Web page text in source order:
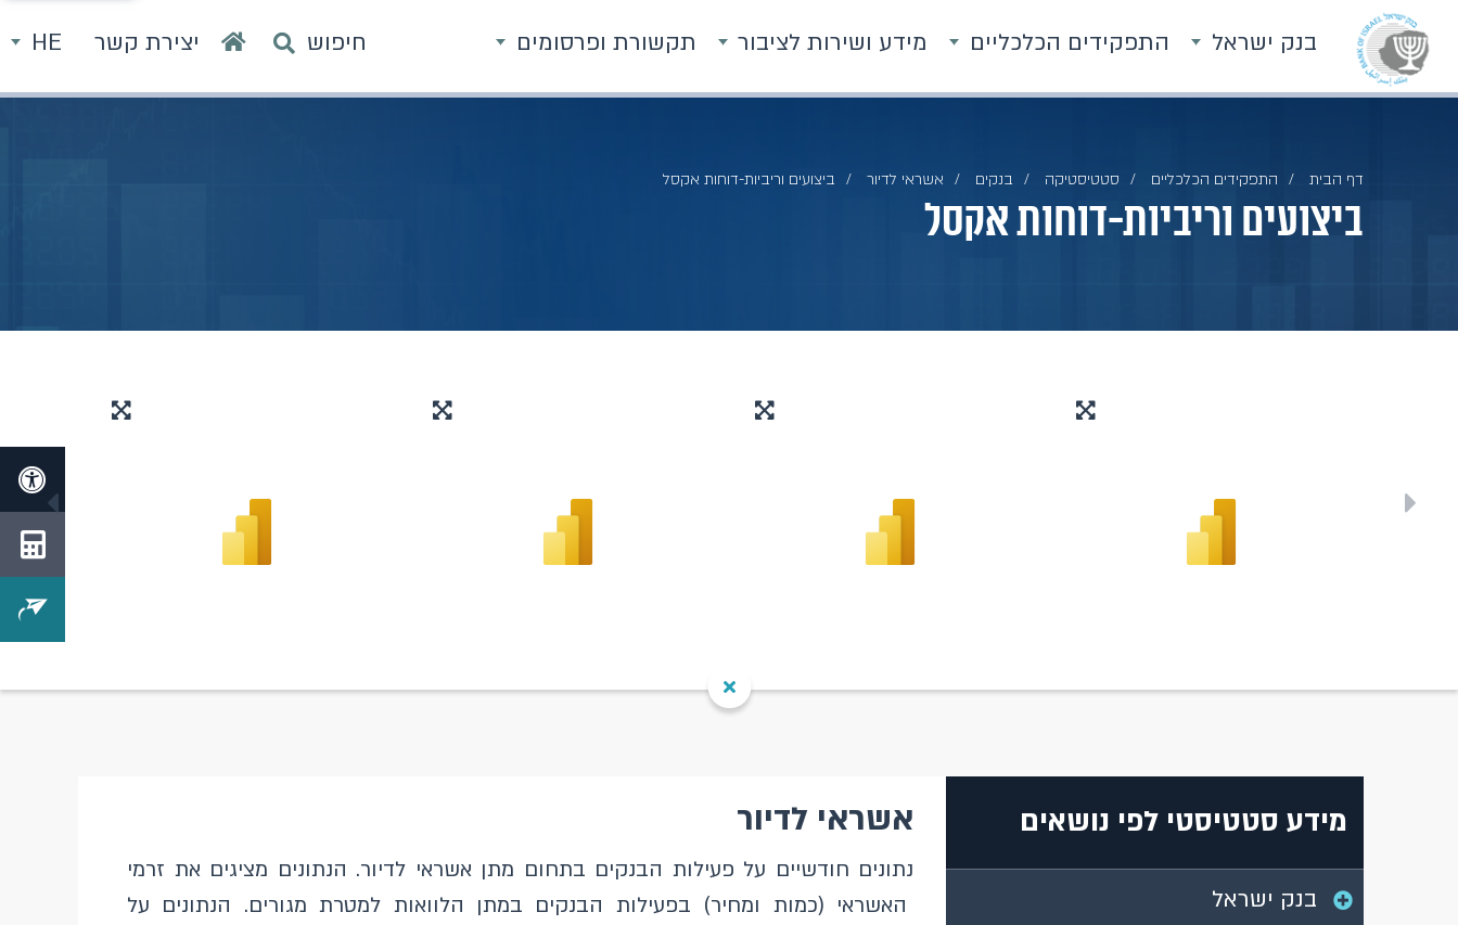
בנק ישראל התפקידים הכלכליים מידע ושירות לציבור תקשורת ופרסומים חיפוש יצירת קשר HE
דף הבית התפקידים הכלכליים סטטיסטיקה בנקים אשראי לדיור ביצועים וריביות-דוחות אקסל
ביצועים וריביות-דוחות אקסל
מידע סטטיסטי לפי נושאים
בנק ישראל
אשראי לדיור
נתונים חודשיים על פעילות הבנקים בתחום מתן אשראי לדיור. הנתונים מציגים את זרמי
האשראי (כמות ומחיר) בפעילות הבנקים במתן הלוואות למטרת מגורים. הנתונים על